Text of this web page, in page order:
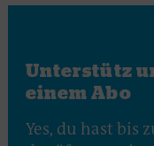
Unterstütz
einem Abo
Yes, du hast bis